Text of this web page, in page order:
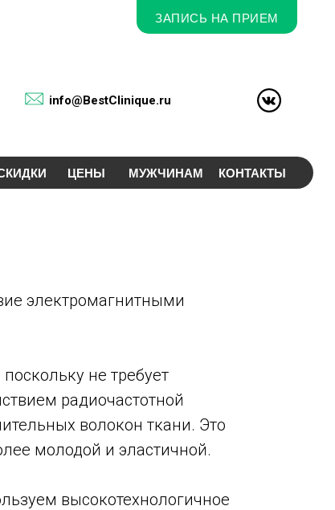
info@BestClinique.ru
ЗАПИСЬ НА ПРИЕМ
ЦЕНЫ МУЖЧИНАМ КОНТАКТЫ
электромагнитными
не требует
радиочастотной
волокон ткани. Это
молодой и эластичной.
высокотехнологичное